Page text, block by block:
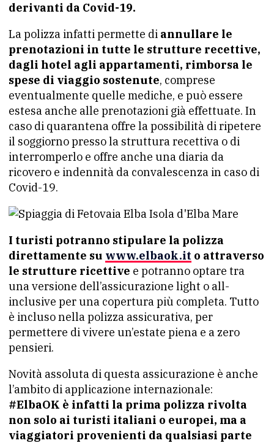
derivanti da Covid-19.
La polizza infatti permette di annullare le
prenotazioni in tutte le strutture recettive,
dagli hotel agli appartamenti, rimborsa le
spese di viaggio sostenute, comprese
eventualmente quelle mediche, e può essere
estesa anche alle prenotazioni già effettuate. In
caso di quarantena offre la possibilità di ripetere
il soggiorno presso la struttura recettiva o di
interromperlo e offre anche una diaria da
ricovero e indennità da convalescenza in caso di
Covid-19.
I turisti potranno stipulare la polizza
direttamente su www.elbaok.it o attraverso
le strutture ricettive e potranno optare tra
una versione dell’assicurazione light o all-
inclusive per una copertura più completa. Tutto
è incluso nella polizza assicurativa, per
permettere di vivere un’estate piena e a zero
pensieri.
Novità assoluta di questa assicurazione è anche
l’ambito di applicazione internazionale:
#ElbaOK è infatti la prima polizza rivolta
non solo ai turisti italiani o europei, ma a
viaggiatori provenienti da qualsiasi parte